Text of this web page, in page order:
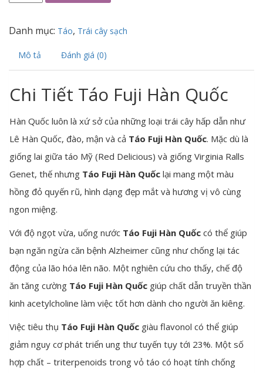
Danh mục: Táo, Trái cây sạch
Mô tả Đánh giá (0)
Chi Tiết Táo Fuji Hàn Quốc
Hàn Quốc luôn là xứ sở của những loại trái cây hấp dẫn như
Lê Hàn Quốc, đào, mận và cả Táo Fuji Hàn Quốc. Mặc dù là
giống lai giữa táo Mỹ (Red Delicious) và giống Virginia Ralls
Genet, thế nhưng Táo Fuji Hàn Quốc lại mang một màu
hồng đỏ quyến rũ, hình dạng đẹp mắt và hương vị vô cùng
ngon miệng.
Với độ ngọt vừa, uống nước Táo Fuji Hàn Quốc có thể giúp
bạn ngăn ngừa căn bệnh Alzheimer cũng như chống lại tác
động của lão hóa lên não. Một nghiên cứu cho thấy, chế độ
ăn tăng cường Táo Fuji Hàn Quốc giúp chất dẫn truyền thần
kinh acetylcholine làm việc tốt hơn dành cho người ăn kiêng.
Việc tiêu thụ Táo Fuji Hàn Quốc giàu flavonol có thể giúp
giảm nguy cơ phát triển ung thư tuyến tụy tới 23%. Một số
hợp chất – triterpenoids trong vỏ táo có hoạt tính chống